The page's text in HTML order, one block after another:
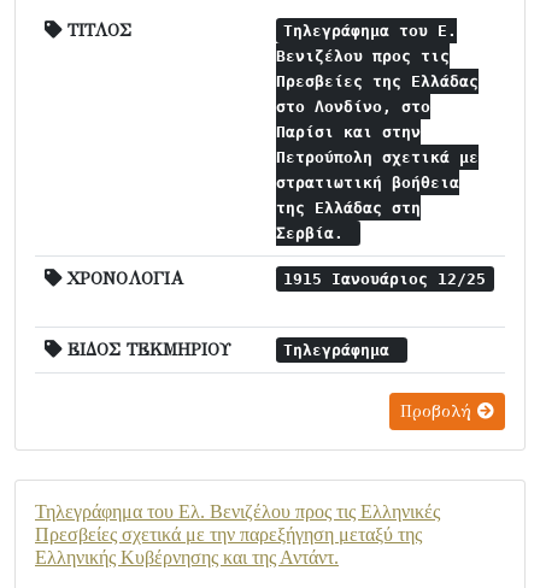
ΤΙΤΛΟΣ
Τηλεγράφημα του Ε.
Βενιζέλου προς τις
Πρεσβείες της Ελλάδας
στο Λονδίνο, στο
Παρίσι και στην
Πετρούπολη σχετικά με
στρατιωτική βοήθεια
της Ελλάδας στη
Σερβία.
ΧΡΟΝΟΛΟΓΙΑ 1915 Ιανουάριος 12/25
ΕΙΔΟΣ ΤΕΚΜΗΡΙΟΥ Τηλεγράφημα
Προβολή
Τηλεγράφημα του Ελ. Βενιζέλου προς τις Ελληνικές
Πρεσβείες σχετικά με την παρεξήγηση μεταξύ της
Ελληνικής Κυβέρνησης και της Αντάντ.